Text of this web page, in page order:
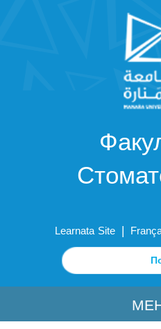
Learnata Site |